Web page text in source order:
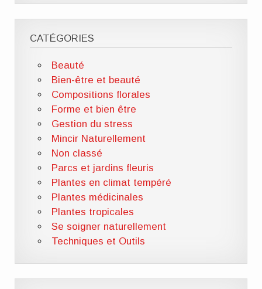
CATÉGORIES
Beauté
Bien-être et beauté
Compositions florales
Forme et bien être
Gestion du stress
Mincir Naturellement
Non classé
Parcs et jardins fleuris
Plantes en climat tempéré
Plantes médicinales
Plantes tropicales
Se soigner naturellement
Techniques et Outils